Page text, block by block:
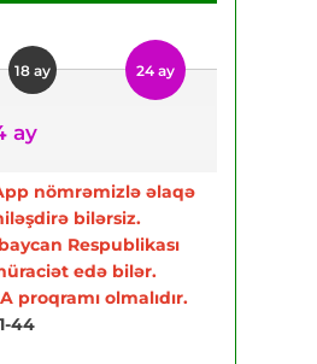
18 ay 24 ay
ay
nömrəmizlə əlaqə
bilərsiz.
Respublikası
edə bilər.
proqramı olmalıdır.
44